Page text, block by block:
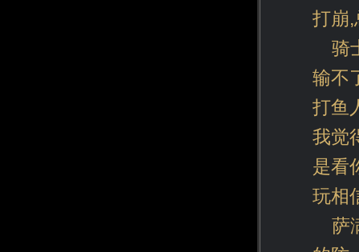
打崩,
骑
输不
打鱼
我觉
是看
玩相
萨